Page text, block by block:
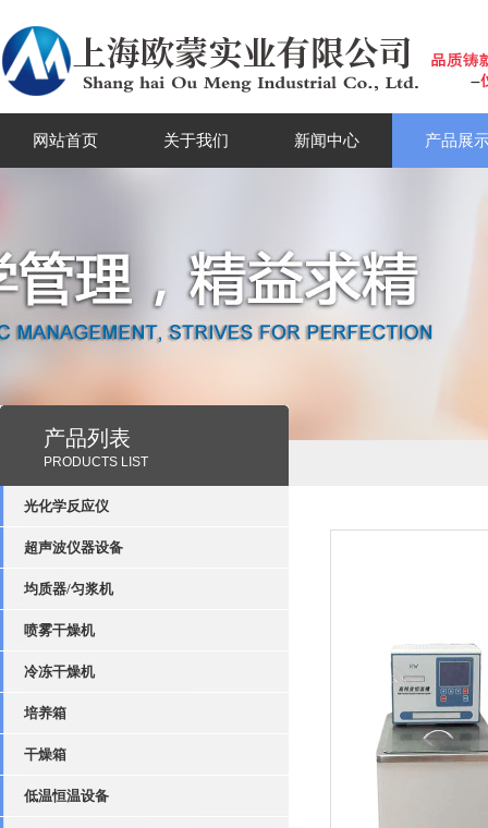
网站首页 关于我们 新闻中心 产品展
产品列表
PRODUCTS LIST
光化学反应仪
超声波仪器设备
均质器/匀浆机
喷雾干燥机
冷冻干燥机
培养箱
干燥箱
低温恒温设备